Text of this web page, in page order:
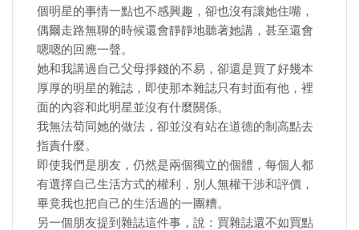
個明星的事情一點也不感興趣，卻也沒有讓她住嘴，
偶爾走路無聊的時候還會靜靜地聽著她講，甚至還會
嗯嗯的回應一聲。
她和我講過自己父母掙錢的不易，卻還是買了好幾本
厚厚的明星的雜誌，即使那本雜誌只有封面有他，裡
面的內容和此明星並沒有什麼關係。
我無法苟同她的做法，卻並沒有站在道德的制高點去
指責什麼。
即使我們是朋友，仍然是兩個獨立的個體，每個人都
有選擇自己生活方式的權利，別人無權干涉和評價，
畢竟我也把自己的生活過的一團糟。
另一個朋友提到雜誌這件事，說：買雜誌還不如買點